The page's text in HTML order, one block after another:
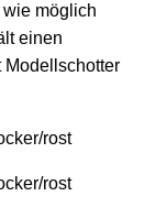
möglich
einen
Modellschotter
rost
rost